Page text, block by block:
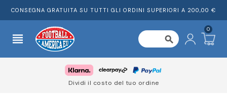
CONSEGNA GRATUITA SU TUTTI GLI ORDINI SUPERIORI A 200,00 €
view_headline search
0
Dividi il costo del tuo ordine